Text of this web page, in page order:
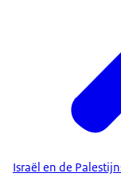
Israël en de